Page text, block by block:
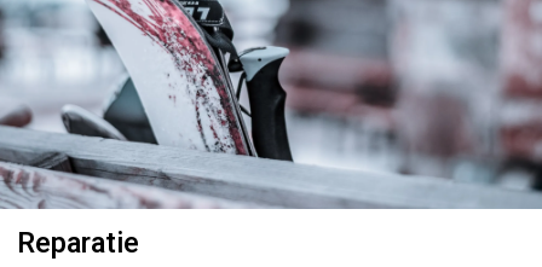
Reparatie